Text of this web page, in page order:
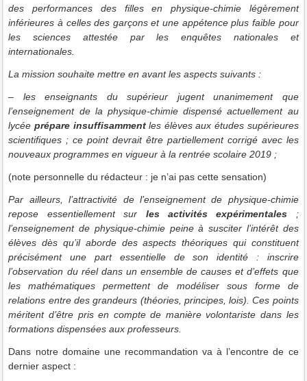
des performances des filles en physique-chimie légèrement
inférieures à celles des garçons et une appétence plus faible pour
les sciences attestée par les enquêtes nationales et
internationales.
La mission souhaite mettre en avant les aspects suivants :
– les enseignants du supérieur jugent unanimement que
l’enseignement de la physique-chimie dispensé actuellement au
lycéeprépare insuffisammentles élèves aux études supérieures
scientifiques ; ce point devrait être partiellement corrigé avec les
nouveaux programmes en vigueur à la rentrée scolaire 2019 ;
(note personnelle du rédacteur : je n’ai pas cette sensation)
Par ailleurs, l’attractivité de l’enseignement de physique-chimie
repose essentiellement sur les activités expérimentales ;
l’enseignement de physique-chimie peine à susciter l’intérêt des
élèves dès qu’il aborde des aspects théoriques qui constituent
précisément une part essentielle de son identité : inscrire
l’observation du réel dans un ensemble de causes et d’effets que
les mathématiques permettent de modéliser sous forme de
relations entre des grandeurs (théories, principes, lois). Ces points
méritent d’être pris en compte de manière volontariste dans les
formations dispensées aux professeurs.
Dans notre domaine une recommandation va à l’encontre de ce
dernier aspect :